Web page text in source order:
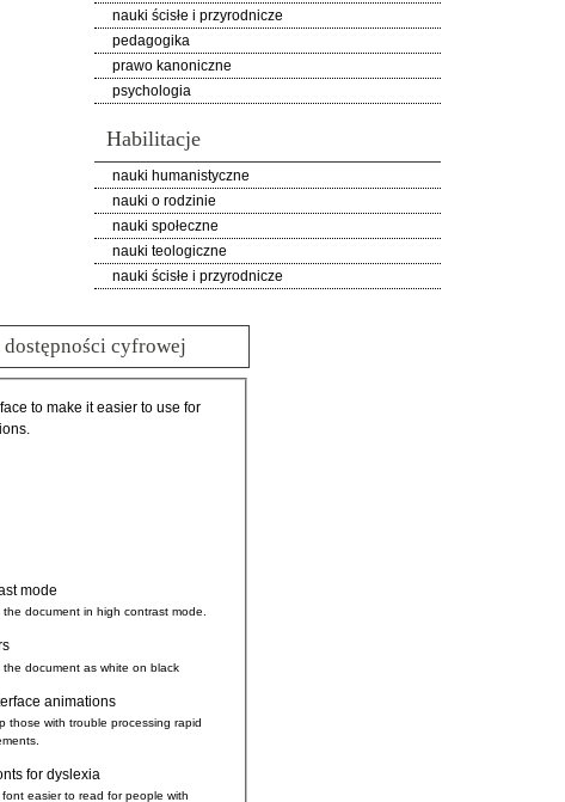
nauki ścisłe i przyrodnicze
pedagogika
prawo kanoniczne
psychologia
Habilitacje
nauki humanistyczne
nauki o rodzinie
nauki społeczne
nauki teologiczne
nauki ścisłe i przyrodnicze
cyfrowej
to make it easier to use for
mode
the document in high contrast mode.
the document as white on black
animations
those with trouble processing rapid
for dyslexia
easier to read for people with